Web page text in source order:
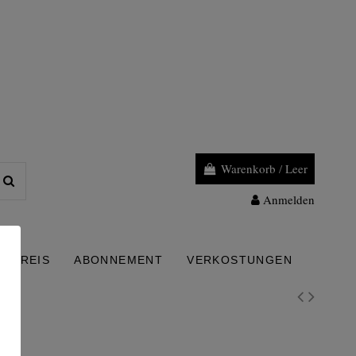
Warenkorb / Leer
Anmelden
PREIS ABONNEMENT VERKOSTUNGEN